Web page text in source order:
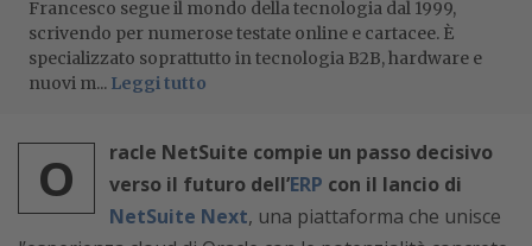
Francesco segue il mondo della tecnologia dal 1999,
scrivendo per numerose testate online e cartacee. È
specializzato soprattutto in tecnologia B2B, hardware e
nuovi m... Leggi tutto
O
racle NetSuite compie un passo decisivo
verso il futuro dell’ERP con il lancio di
NetSuite Next, una piattaforma che unisce